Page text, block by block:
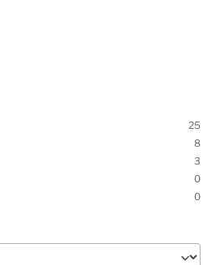
25
8
3
0
0